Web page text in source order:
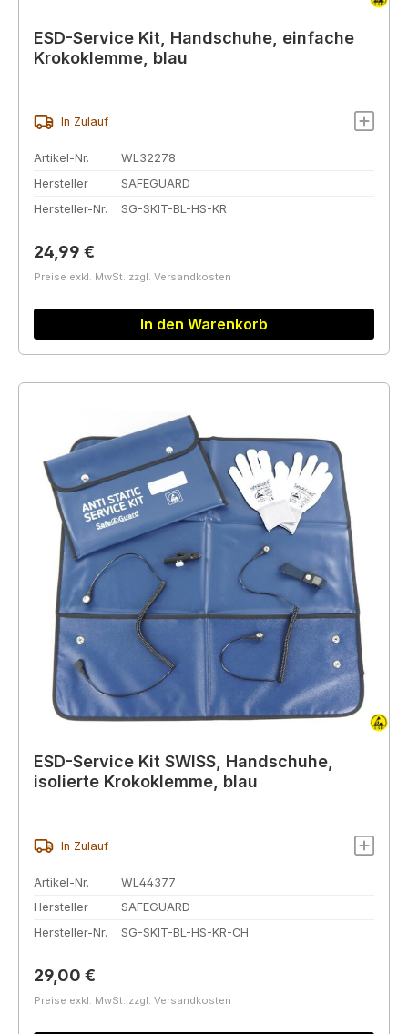
ESD-Service Kit, Handschuhe, einfache
Krokoklemme, blau
In Zulauf
Artikel-Nr.
WL32278
Hersteller
SAFEGUARD
Hersteller-Nr.
SG-SKIT-BL-HS-KR
Regulärer Preis:
24,99 €
Preise exkl. MwSt. zzgl. Versandkosten
In den Warenkorb
ESD-Service Kit SWISS, Handschuhe,
isolierte Krokoklemme, blau
In Zulauf
Artikel-Nr.
WL44377
Hersteller
SAFEGUARD
Hersteller-Nr.
SG-SKIT-BL-HS-KR-CH
Regulärer Preis:
29,00 €
Preise exkl. MwSt. zzgl. Versandkosten